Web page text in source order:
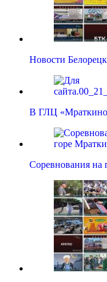
Новости
В ГЛЦ
Соревнования на